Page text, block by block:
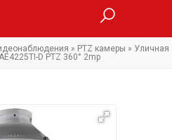
» PTZ камеры » Уличная
D PTZ 360° 2mp